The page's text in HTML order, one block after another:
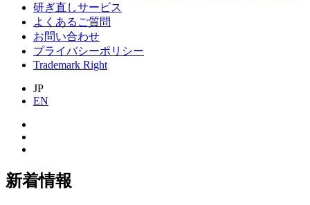
研ぎ直しサービス
よくあるご質問
お問い合わせ
プライバシーポリシー
Trademark Right
JP
EN
新着情報